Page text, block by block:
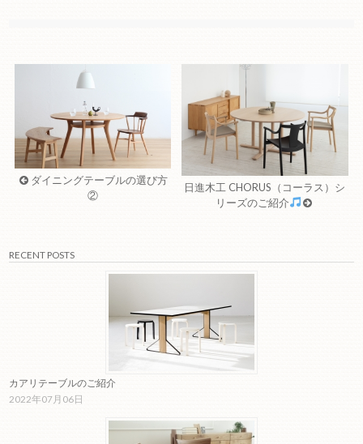
ダイニングテーブルの選び方
②
日進木工 CHORUS（コーラス）シ
リーズのご紹介
RECENT POSTS
カアリテーブルのご紹介
2022年07月06日